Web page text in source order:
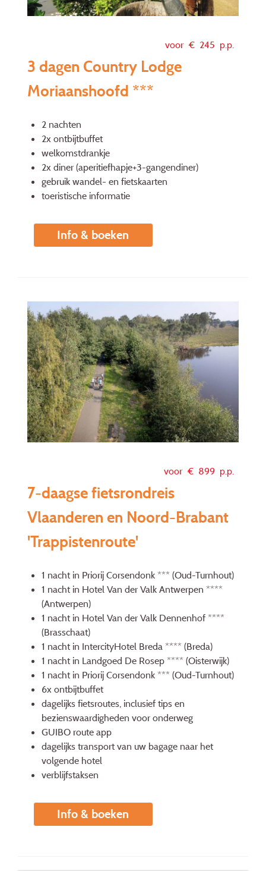
voor € 245 p.p.
3 dagen Country Lodge
Moriaanshoofd ***
2 nachten
2x ontbijtbuffet
welkomstdrankje
2x diner (aperitiefhapje+3-gangendiner)
gebruik wandel- en fietskaarten
toeristische informatie
Info & boeken
voor € 899 p.p.
7-daagse fietsrondreis
Vlaanderen en Noord-Brabant
'Trappistenroute'
1 nacht in Priorij Corsendonk *** (Oud-Turnhout)
1 nacht in Hotel Van der Valk Antwerpen ****
(Antwerpen)
1 nacht in Hotel Van der Valk Dennenhof ****
(Brasschaat)
1 nacht in IntercityHotel Breda **** (Breda)
1 nacht in Landgoed De Rosep **** (Oisterwijk)
1 nacht in Priorij Corsendonk *** (Oud-Turnhout)
6x ontbijtbuffet
dagelijks fietsroutes, inclusief tips en
bezienswaardigheden voor onderweg
GUIBO route app
dagelijks transport van uw bagage naar het
volgende hotel
verblijfstaksen
Info & boeken